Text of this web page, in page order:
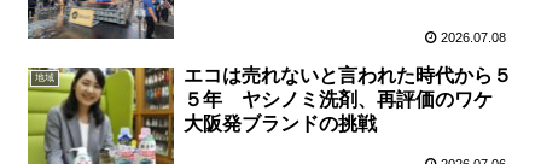
2026.07.08
地域
エコは売れないと言われた時代から５
５年 ヤシノミ洗剤、再評価のワケ
大阪発ブランドの挑戦